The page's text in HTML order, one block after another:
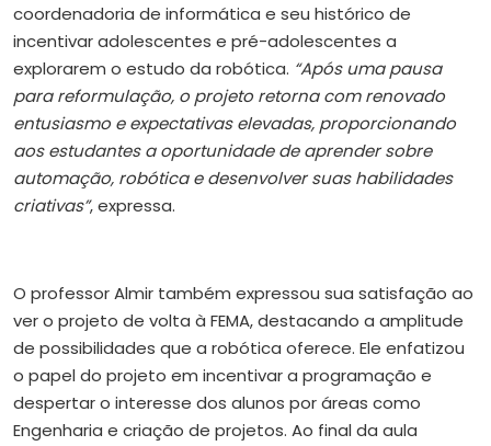
coordenadoria de informática e seu histórico de
incentivar adolescentes e pré-adolescentes a
explorarem o estudo da robótica. “Após uma pausa
para reformulação, o projeto retorna com renovado
entusiasmo e expectativas elevadas, proporcionando
aos estudantes a oportunidade de aprender sobre
automação, robótica e desenvolver suas habilidades
criativas”, expressa.
O professor Almir também expressou sua satisfação ao
ver o projeto de volta à FEMA, destacando a amplitude
de possibilidades que a robótica oferece. Ele enfatizou
o papel do projeto em incentivar a programação e
despertar o interesse dos alunos por áreas como
Engenharia e criação de projetos. Ao final da aula